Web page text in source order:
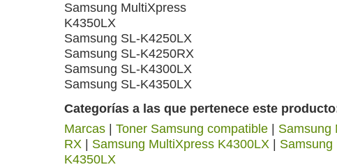
Samsung MultiXpress
K4350LX
Samsung SL-K4250LX
Samsung SL-K4250RX
Samsung SL-K4300LX
Samsung SL-K4350LX
Categorías a las que pertenece este
Marcas
Toner Samsung compatible Samsung
RX
Samsung MultiXpress K4300LX Samsung
K4350LX